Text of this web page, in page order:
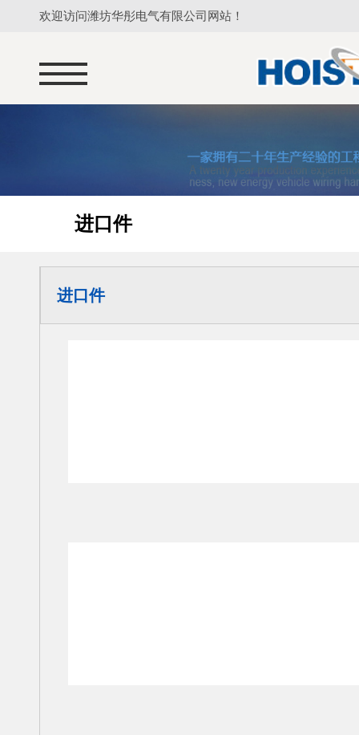
欢迎访问潍坊华彤电气有限公司网站！
进口件
进口件